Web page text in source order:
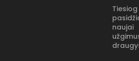
naujai